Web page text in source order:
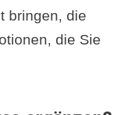
bringen, die
die Sie